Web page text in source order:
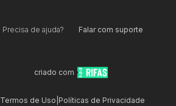
Precisa de ajuda? Falar com suporte
criado com
Termos de Uso Políticas de Privacidade